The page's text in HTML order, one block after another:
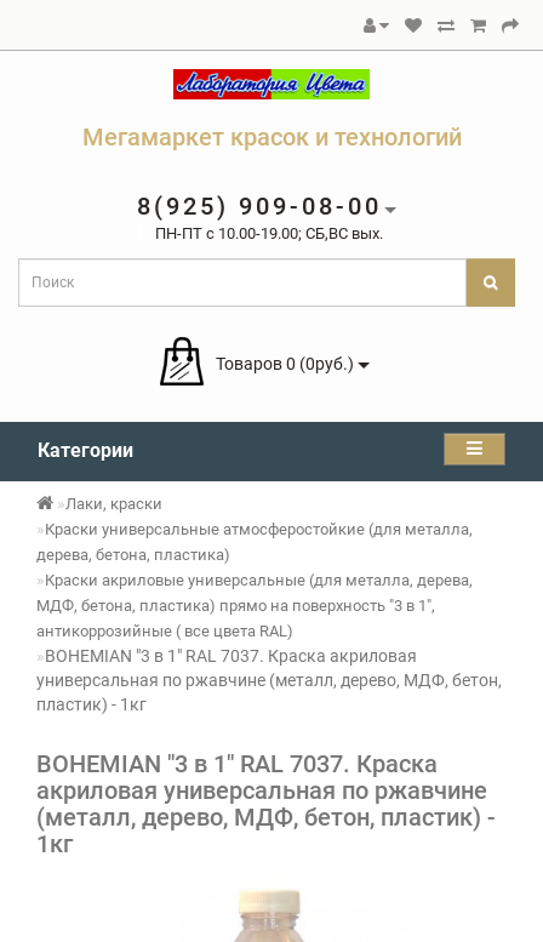
Мегамаркет красок и технологий
8(925) 909-08-00
ПН-ПТ c 10.00-19.00; СБ,ВС вых.
Товаров 0 (0руб.)
Категории
Лаки, краски
Краски универсальные атмосферостойкие (для металла,
дерева, бетона, пластика)
Краски акриловые универсальные (для металла, дерева,
МДФ, бетона, пластика) прямо на поверхность "3 в 1",
антикоррозийные ( все цвета RAL)
BOHEMIAN "3 в 1" RAL 7037. Краска акриловая
универсальная по ржавчине (металл, дерево, МДФ, бетон,
пластик) - 1кг
BOHEMIAN "3 в 1" RAL 7037. Краска
акриловая универсальная по ржавчине
(металл, дерево, МДФ, бетон, пластик) -
1кг